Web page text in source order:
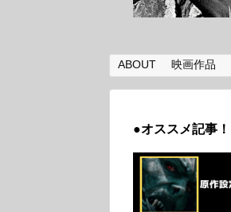
ABOUT 映画作品
●オススメ記事！